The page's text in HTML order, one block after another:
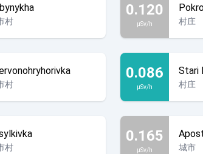
村
0.120
µSv/h 村庄
村
0.086
µSv/h
Stari
村庄
村
0.165
µSv/h 城市